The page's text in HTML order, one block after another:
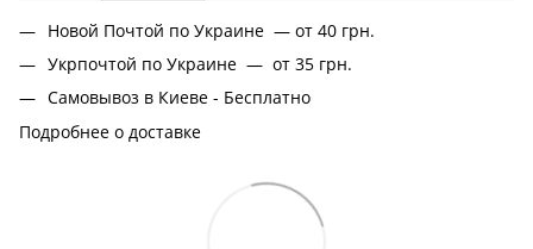
Новой Почтой по Украине — от 40 грн.
Укрпочтой по Украине — от 35 грн.
Самовывоз в Киеве - Бесплатно
Подробнее о доставке